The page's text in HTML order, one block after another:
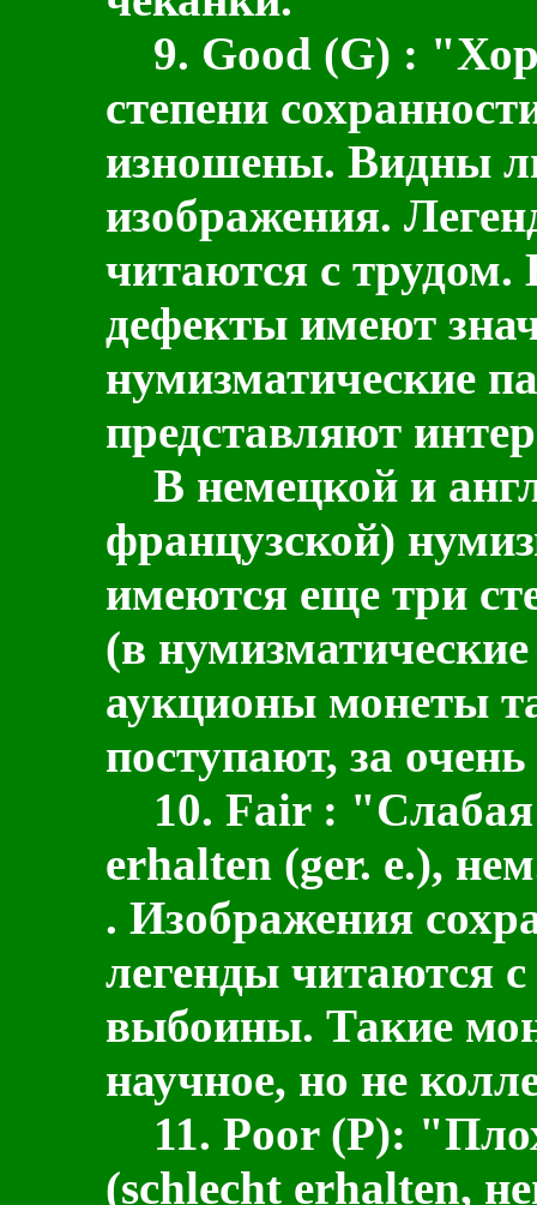
9. Good (G) :
степени
изношены. Видны
изображения.
читаются с
дефекты имеют
нумизматические
представляют
В немецкой и
французской)
имеются еще три
(в
аукционы монеты
поступают, за
10. Fair:
erhalten (ger. e.),
. Изображения
легенды читаются
выбоины. Такие
научное, но не
11. Poor (P):
(schlecht erhalten,